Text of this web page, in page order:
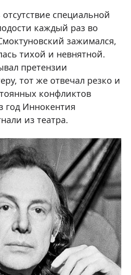
специальной
каждый раз во
зажимался,
тихой и невнятной.
претензии
тот же отвечал резко и
конфликтов
год Иннокентия
из театра.